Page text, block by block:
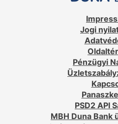
Jogi
Pénzügyi
PSD2 API
MBH Duna Bank